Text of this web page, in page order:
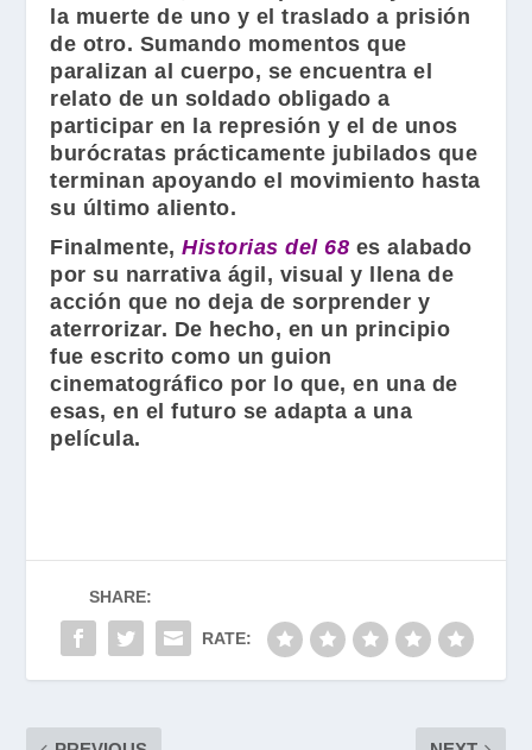
la muerte de uno y el traslado a prisión
de otro. Sumando momentos que
paralizan al cuerpo, se encuentra el
relato de un soldado obligado a
participar en la represión y el de unos
burócratas prácticamente jubilados que
terminan apoyando el movimiento hasta
su último aliento.
Finalmente,Historias del 68 es alabado
por su narrativa ágil, visual y llena de
acción que no deja de sorprender y
aterrorizar. De hecho, en un principio
fue escrito como un guion
cinematográfico por lo que, en una de
esas, en el futuro se adapta a una
película.
SHARE:
RATE: